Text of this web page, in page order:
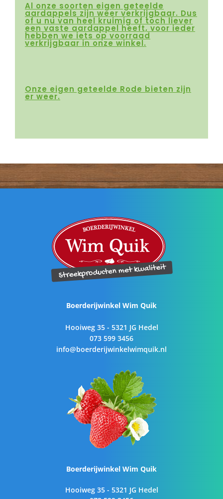
Al onze soorten eigen geteelde
aardappels zijn weer verkrijgbaar. Dus
of u nu van heel kruimig of toch liever
een vaste aardappel heeft, voor ieder
hebben we iets op voorraad
verkrijgbaar in onze winkel.
Onze eigen geteelde Rode bieten zijn
er weer.
Boerderijwinkel Wim Quik
Hooiweg 35 - 5321 JG Hedel
073 599 3456
info@boerderijwinkelwimquik.nl
Boerderijwinkel Wim Quik
Hooiweg 35 - 5321 JG Hedel